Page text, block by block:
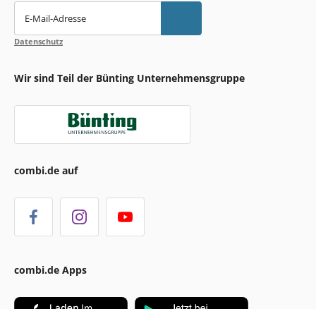
E-Mail-Adresse
Datenschutz
Wir sind Teil der Bünting Unternehmensgruppe
combi.de auf
combi.de Apps